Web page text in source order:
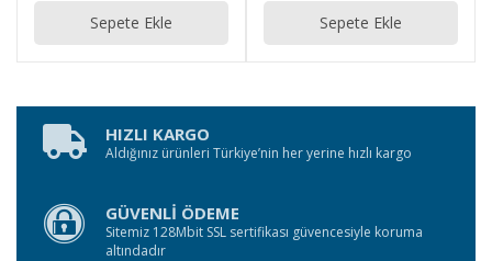
Sepete Ekle Sepete Ekle
HIZLI KARGO
Aldığınız ürünleri Türkiye’nin her yerine hızlı kargo
GÜVENLİ ÖDEME
Sitemiz 128Mbit SSL sertifikası güvencesiyle koruma
altındadır